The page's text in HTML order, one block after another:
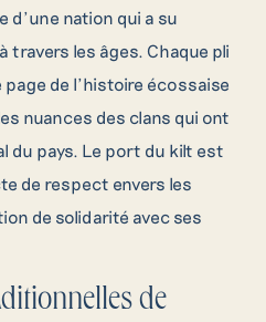
d’une nation qui a su
travers les âges. Chaque pli
de l’histoire écossaise
nuances des clans qui ont
du pays. Le port du kilt est
de respect envers les
de solidarité avec ses
de